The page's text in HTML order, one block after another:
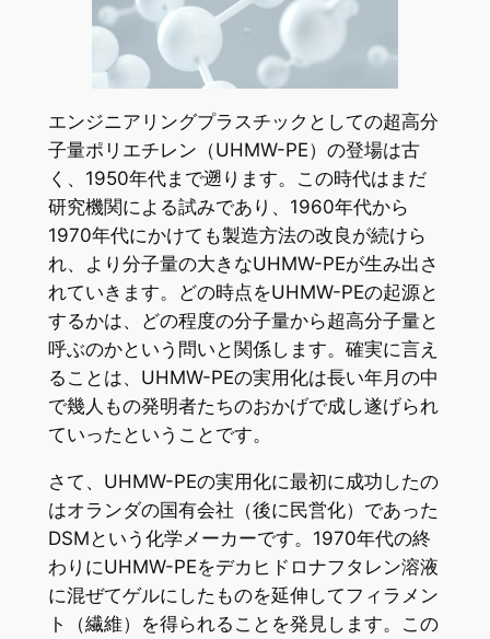
エンジニアリングプラスチックとしての超高分
子量ポリエチレン（UHMW-PE）の登場は古
く、1950年代まで遡ります。この時代はまだ
研究機関による試みであり、1960年代から
1970年代にかけても製造方法の改良が続けら
れ、より分子量の大きなUHMW-PEが生み出さ
れていきます。どの時点をUHMW-PEの起源と
するかは、どの程度の分子量から超高分子量と
呼ぶのかという問いと関係します。確実に言え
ることは、UHMW-PEの実用化は長い年月の中
で幾人もの発明者たちのおかげで成し遂げられ
ていったということです。
さて、UHMW-PEの実用化に最初に成功したの
はオランダの国有会社（後に民営化）であった
DSMという化学メーカーです。1970年代の終
わりにUHMW-PEをデカヒドロナフタレン溶液
に混ぜてゲルにしたものを延伸してフィラメン
ト（繊維）を得られることを発見します。この